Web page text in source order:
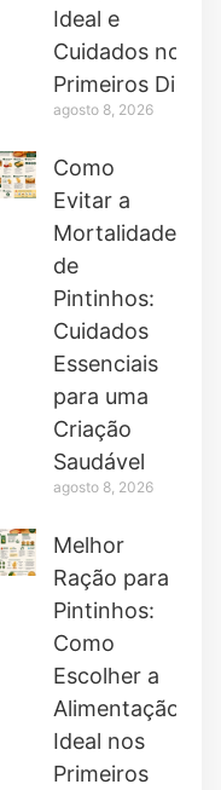
Ideal e
Cuidados nos
Primeiros Dias
agosto 8, 2026
Como
Evitar a
Mortalidade
de
Pintinhos:
Cuidados
Essenciais
para uma
Criação
Saudável
agosto 8, 2026
Melhor
Ração para
Pintinhos:
Como
Escolher a
Alimentação
Ideal nos
Primeiros